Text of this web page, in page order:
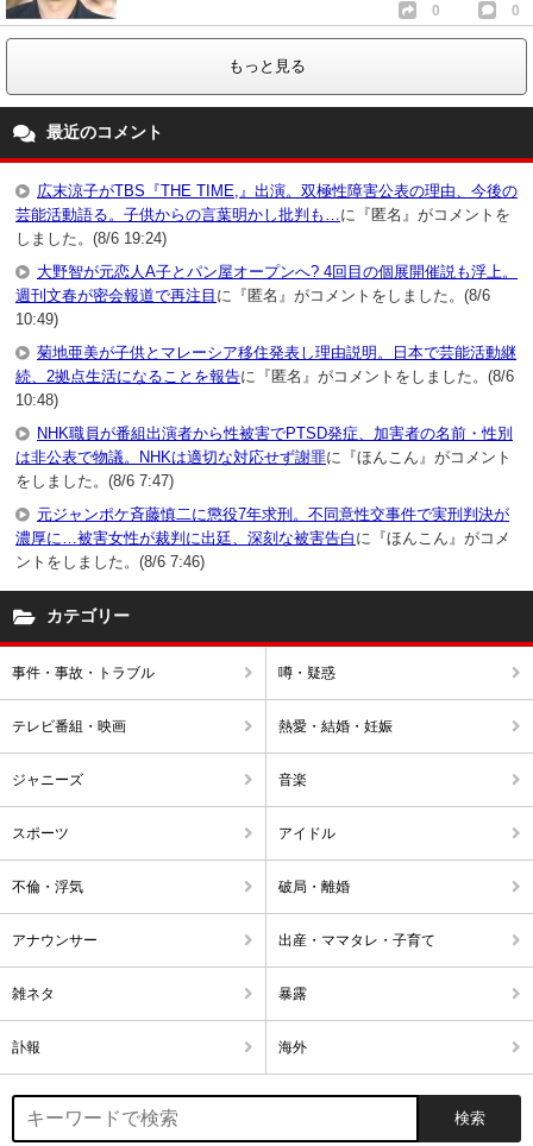
0 0
もっと見る
最近のコメント
広末涼子がTBS『THE TIME,』出演。双極性障害公表の理由、今後の
芸能活動語る。子供からの言葉明かし批判も…に『匿名』がコメントを
しました。(8/6 19:24)
大野智が元恋人A子とパン屋オープンへ? 4回目の個展開催説も浮上。
週刊文春が密会報道で再注目 に『匿名』がコメントをしました。(8/6
10:49)
菊地亜美が子供とマレーシア移住発表し理由説明。日本で芸能活動継
続、2拠点生活になることを報告に『匿名』がコメントをしました。(8/6
10:48)
NHK職員が番組出演者から性被害でPTSD発症、加害者の名前・性別
は非公表で物議。NHKは適切な対応せず謝罪に『ほんこん』がコメント
をしました。(8/6 7:47)
元ジャンポケ斉藤慎二に懲役7年求刑。不同意性交事件で実刑判決が
濃厚に…被害女性が裁判に出廷、深刻な被害告白 に『ほんこん』がコメ
ントをしました。(8/6 7:46)
カテゴリー
事件・事故・トラブル 噂・疑惑
テレビ番組・映画 熱愛・結婚・妊娠
ジャニーズ 音楽
スポーツ アイドル
不倫・浮気 破局・離婚
アナウンサー 出産・ママタレ・子育て
雑ネタ 暴露
訃報 海外